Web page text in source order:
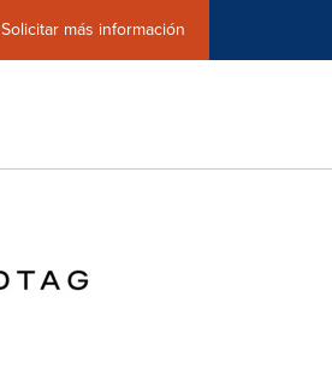
Solicitar más información